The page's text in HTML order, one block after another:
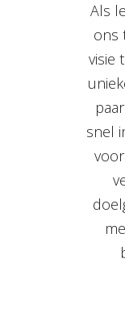
Als
ons
visie
snel